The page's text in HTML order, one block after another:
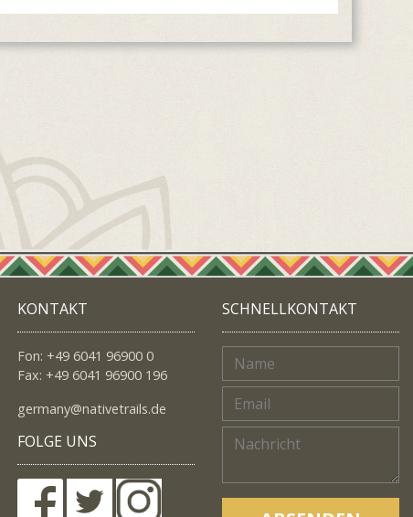
KONTAKT
Fon: +49 6041 96900 0
Fax: +49 6041 96900 196
germany@nativetrails.de
FOLGE UNS
SCHNELLKONTAKT